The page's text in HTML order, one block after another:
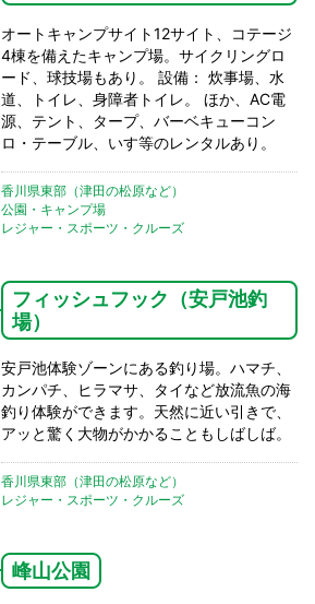
オートキャンプサイト12サイト、コテージ
4棟を備えたキャンプ場。サイクリングロ
ード、球技場もあり。 設備： 炊事場、水
道、トイレ、身障者トイレ。 ほか、AC電
源、テント、タープ、バーベキューコン
ロ・テーブル、いす等のレンタルあり。
香川県東部（津田の松原など）
公園・キャンプ場
レジャー・スポーツ・クルーズ
フィッシュフック（安戸池釣
場）
安戸池体験ゾーンにある釣り場。ハマチ、
カンパチ、ヒラマサ、タイなど放流魚の海
釣り体験ができます。天然に近い引きで、
アッと驚く大物がかかることもしばしば。
香川県東部（津田の松原など）
レジャー・スポーツ・クルーズ
峰山公園